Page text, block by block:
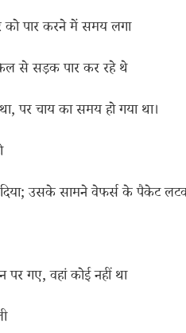
को पार करने में समय लगा
से सड़क पार कर रहे थे
पर चाय का समय हो गया था।
उसके सामने वेफर्स के पैकेट
पर गए, वहां कोई नहीं था